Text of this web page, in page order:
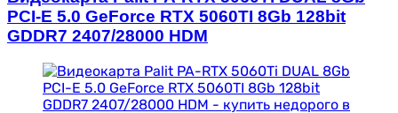
PCI-E 5.0 GeForce RTX 5060TI 8Gb 128bit
GDDR7 2407/28000 HDM